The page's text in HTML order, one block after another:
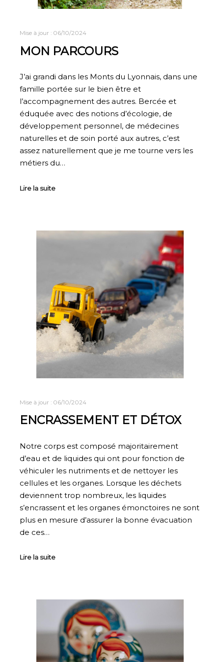
Mise à jour : 06/10/2024
MON PARCOURS
J’ai grandi dans les Monts du Lyonnais, dans une
famille portée sur le bien être et
l’accompagnement des autres. Bercée et
éduquée avec des notions d’écologie, de
développement personnel, de médecines
naturelles et de soin porté aux autres, c’est
assez naturellement que je me tourne vers les
métiers du…
Lire la suite
Mise à jour : 06/10/2024
ENCRASSEMENT ET DÉTOX
Notre corps est composé majoritairement
d’eau et de liquides qui ont pour fonction de
véhiculer les nutriments et de nettoyer les
cellules et les organes. Lorsque les déchets
deviennent trop nombreux, les liquides
s’encrassent et les organes émonctoires ne sont
plus en mesure d’assurer la bonne évacuation
de ces…
Lire la suite